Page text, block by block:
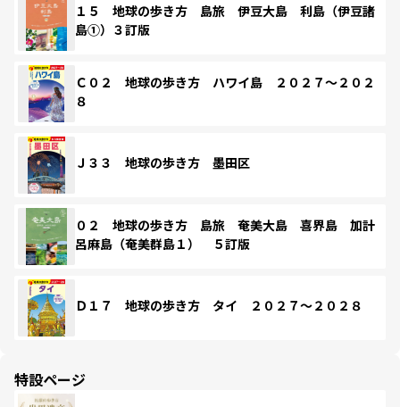
１５ 地球の歩き方 島旅 伊豆大島 利島（伊豆諸
島①）３訂版
Ｃ０２ 地球の歩き方 ハワイ島 ２０２７～２０２
８
Ｊ３３ 地球の歩き方 墨田区
０２ 地球の歩き方 島旅 奄美大島 喜界島 加計
呂麻島（奄美群島１） ５訂版
Ｄ１７ 地球の歩き方 タイ ２０２７～２０２８
特設ページ